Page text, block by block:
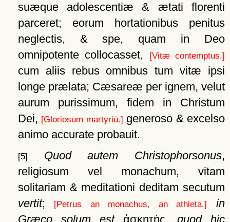
suæque adolescentiæ & ætati florenti
parceret; eorum hortationibus penitus
neglectis, & spe, quam in Deo
omnipotente collocasset,
[Vitæ contemptus.]
cum aliis rebus omnibus tum vitæ ipsi
longe prælata; Cæsareæ per ignem, velut
aurum purissimum, fidem in Christum
Dei, [Gloriosum martyriū.] generoso & excelso
animo accurate probauit.
[5] Quod autem Christophorsonus,
religiosum vel monachum, vitam
solitariam & meditationi deditam secutum
vertit; [Petrus an monachus, an athleta.]
in
Græco solum est
ἀσκητὴς quod hic